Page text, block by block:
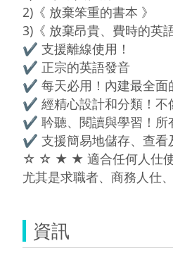
2)《 放棄笨重的書本 》
3)《 放棄昂貴、費時的英
✔ 支援離線使用！
✔ 正宗的英語發音
✔ 每天必用！內建最全面
✔ 經精心設計和分類！不
✔ 耹聽、閱讀與學習！所
✔ 支援簡易地儲存、查看
☆ ☆ ★ ★ 適合任何人
尤其是求職者、商務人仕
資訊